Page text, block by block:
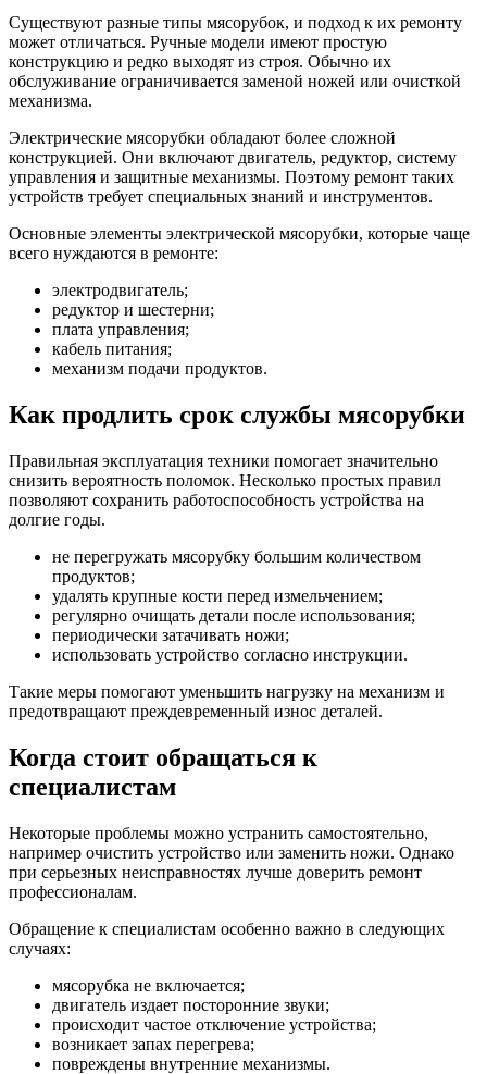
Существуют разные типы мясорубок, и подход к их ремонту
может отличаться. Ручные модели имеют простую
конструкцию и редко выходят из строя. Обычно их
обслуживание ограничивается заменой ножей или очисткой
механизма.
Электрические мясорубки обладают более сложной
конструкцией. Они включают двигатель, редуктор, систему
управления и защитные механизмы. Поэтому ремонт таких
устройств требует специальных знаний и инструментов.
Основные элементы электрической мясорубки, которые чаще
всего нуждаются в ремонте:
электродвигатель;
редуктор и шестерни;
плата управления;
кабель питания;
механизм подачи продуктов.
Как продлить срок службы мясорубки
Правильная эксплуатация техники помогает значительно
снизить вероятность поломок. Несколько простых правил
позволяют сохранить работоспособность устройства на
долгие годы.
не перегружать мясорубку большим количеством
продуктов;
удалять крупные кости перед измельчением;
регулярно очищать детали после использования;
периодически затачивать ножи;
использовать устройство согласно инструкции.
Такие меры помогают уменьшить нагрузку на механизм и
предотвращают преждевременный износ деталей.
Когда стоит обращаться к
специалистам
Некоторые проблемы можно устранить самостоятельно,
например очистить устройство или заменить ножи. Однако
при серьезных неисправностях лучше доверить ремонт
профессионалам.
Обращение к специалистам особенно важно в следующих
случаях:
мясорубка не включается;
двигатель издает посторонние звуки;
происходит частое отключение устройства;
возникает запах перегрева;
повреждены внутренние механизмы.